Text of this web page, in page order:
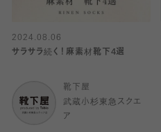
2024.08.06
サラサラ続く！麻素材靴下4選
靴下屋
武蔵小杉東急スクエ
ア